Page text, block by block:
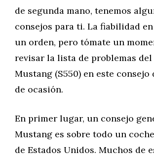
de segunda mano, tenemos
consejos para ti. La fiabilidad
un orden, pero tómate un
revisar la lista de problemas del
Mustang (S550) en este consejo
de ocasión.
En primer lugar, un consejo
Mustang es sobre todo un
de Estados Unidos. Muchos de